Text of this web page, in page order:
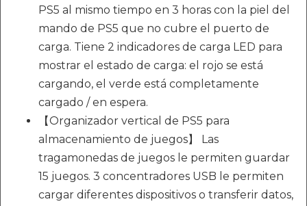
PS5 al mismo tiempo en 3 horas con la piel del
mando de PS5 que no cubre el puerto de
carga. Tiene 2 indicadores de carga LED para
mostrar el estado de carga: el rojo se está
cargando, el verde está completamente
cargado / en espera.
【Organizador vertical de PS5 para
almacenamiento de juegos】 Las
tragamonedas de juegos le permiten guardar
15 juegos. 3 concentradores USB le permiten
cargar diferentes dispositivos o transferir datos,